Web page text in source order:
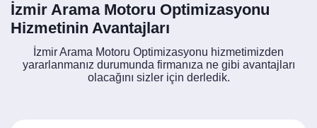
İzmir Arama Motoru Optimizasyonu
Hizmetinin Avantajları
İzmir Arama Motoru Optimizasyonu hizmetimizden
yararlanmanız durumunda firmanıza ne gibi avantajları
olacağını sizler için derledik.